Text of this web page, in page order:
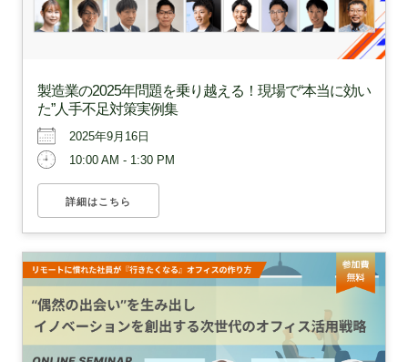
製造業の2025年問題を乗り越える！現場で“本当に効い
た”人手不足対策実例集
2025年9月16日
10:00 AM - 1:30 PM
詳細はこちら